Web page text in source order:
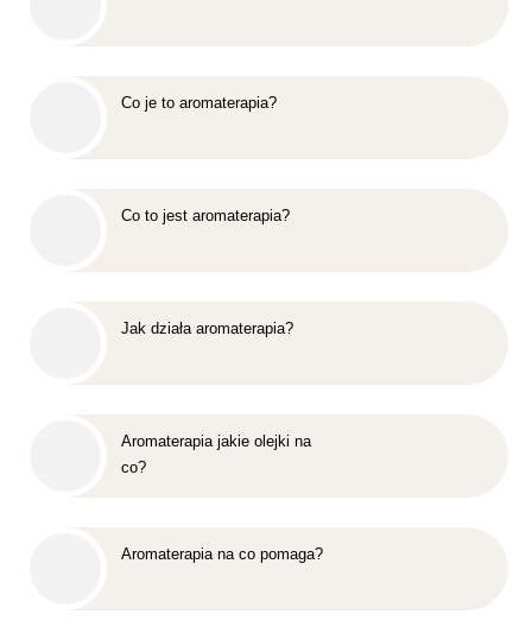
Co je to aromaterapia?
Co to jest aromaterapia?
Jak działa aromaterapia?
Aromaterapia jakie olejki na
co?
Aromaterapia na co pomaga?